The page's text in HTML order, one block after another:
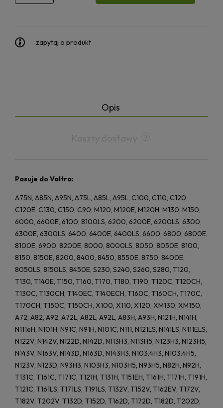
zapytaj o produkt
Opis
Pasuje do Valtra:
A75N, A85N, A95N, A75L, A85L, A95L, C100, C110, C120,
C120E, C130, C150, C90, M120, M120E, M120H, M130, M150,
6000, 6600E, 6100, 8100LS, 6200, 6200E, 6200LS, 6300,
6300E, 6300LS, 6400, 6400E, 6400LS, 6600, 6800, 6800E,
8100E, 6900, 8200E, 8000, 8000LS, 8050, 8050E, 8100,
8150, 8150E, 8200, 8400, 8450, 8550E, 8750, 8400E,
8050LS, 8150LS, 8450E, S230, S240, S260, S280, T120,
T130, T140E, T150, T160, T170, T180, T190, T120C, T120CH,
T130C, T130CH, T140EC, T140ECH, T160C, T160CH, T170C,
T170CH, T150C, T150CH, X100, X110, X120, XM130, XM150,
A72, A82, A92, A72L, A82L, A92L, A83H, A93H, N121H, N141H,
N111eH, N101H, N91C, N91H, N101C, N111, N121LS, N141LS, N111ELS,
N122V, N142V, N122D, N142D, N113H3, N113H5, N123H3, N123H5,
N143V, N163V, N143D, N163D, N143H3, N103.4H3, N103.4H5,
N123V, N123D, N93H3, N103H3, N103H5, N93H5, N82H, N92H,
T131C, T161C, T171C, T121H, T131H, T151EH, T161H, T171H, T191H,
T121C, T161LS, T171LS, T191LS, T132V, T152V, T162EV, T172V,
T182V, T202V, T132D, T152D, T162D, T172D, T182D, T202D,